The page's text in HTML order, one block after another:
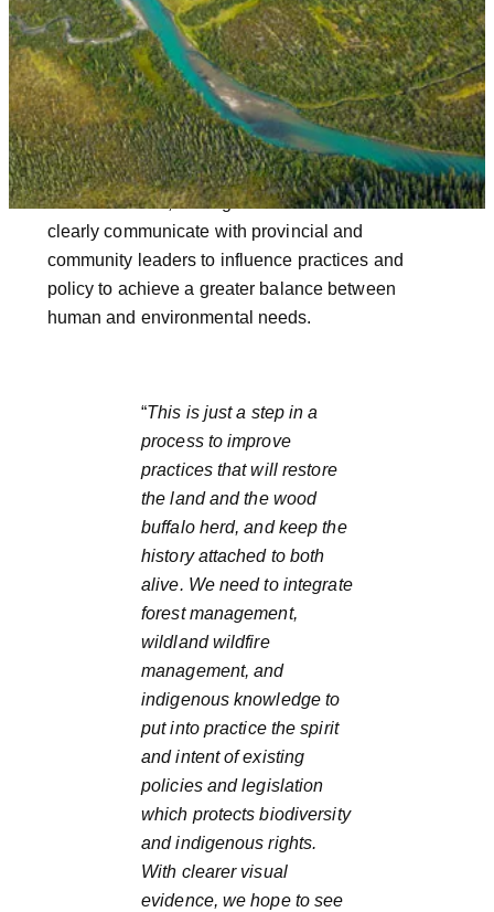
Of course, GSI doesn’t represent the end of
ShagowAskee’s efforts to preserve and restore the
land and indigenous history and culture. Using all
this information, the organization can now more
clearly communicate with provincial and
community leaders to influence practices and
policy to achieve a greater balance between
human and environmental needs.
“This is just a step in a
process to improve
practices that will restore
the land and the wood
buffalo herd, and keep the
history attached to both
alive. We need to integrate
forest management,
wildland wildfire
management, and
indigenous knowledge to
put into practice the spirit
and intent of existing
policies and legislation
which protects biodiversity
and indigenous rights.
With clearer visual
evidence, we hope to see